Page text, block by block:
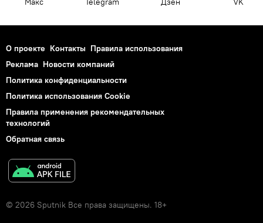
О проекте Контакты Правила использования
Реклама Новости компаний
Политика конфиденциальности
Политика использования Cookie
Правила применения рекомендательных
технологий
Обратная связь
© 2026 Sputnik Все права защищены. 18+